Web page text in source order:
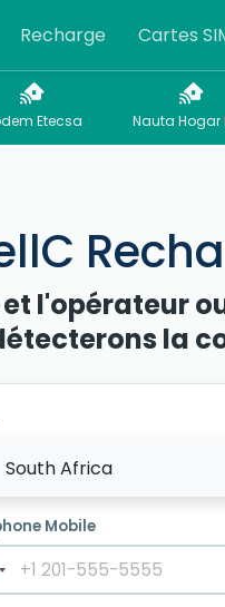
Recharge Cartes
Etecsa Nauta Hogar
l'opérateur
la
South Africa
Mobile